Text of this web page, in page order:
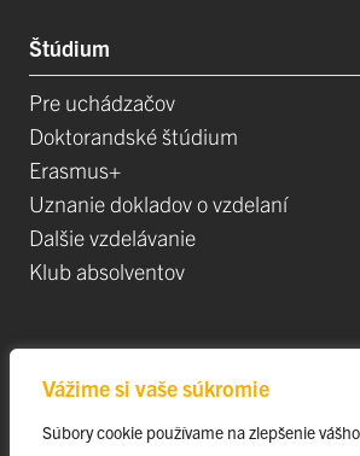
Vážime si vaše súkromie
Súbory cookie používame na zlepšenie
Štúdium
Pre uchádzačov
Doktorandské štúdium
Erasmus+
Uznanie dokladov o vzdelaní
Dalšie vzdelávanie
Klub absolventov
Projekty